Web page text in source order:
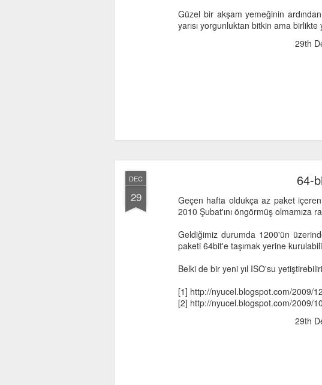
Güzel bir akşam yemeğinin
yarısı yorgunluktan bitkin ama
29th
DEC
29
64-
Geçen hafta oldukça az paket
2010 Şubat'ını öngörmüş olmamıza
Geldiğimiz durumda 1200'ün
paketi 64bit'e taşımak yerine
Belki de bir yeni yıl ISO'su
[1] http://nyucel.blogspot.com/2009/
[2] http://nyucel.blogspot.com/2009/
29th